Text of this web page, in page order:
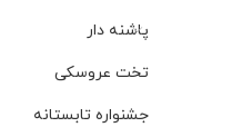
پاشنه دار
تخت عروسکی
جشنواره تابستانه